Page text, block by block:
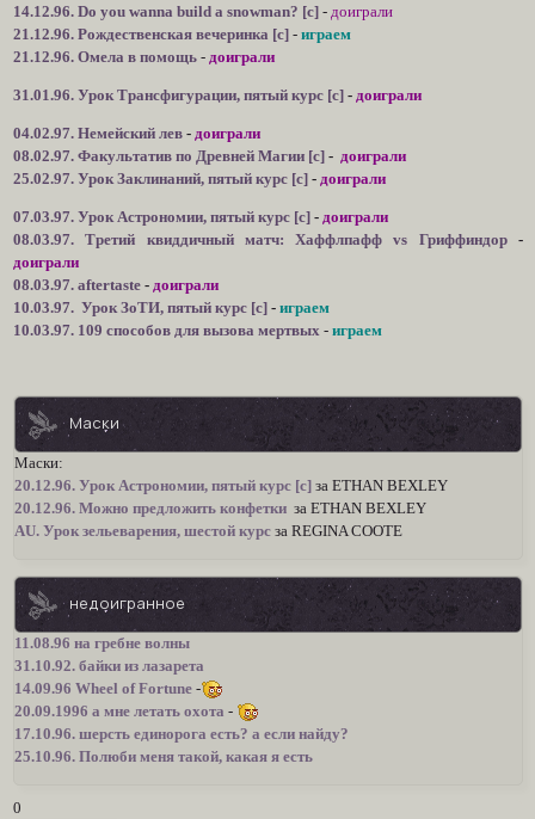
14.12.96. Do you wanna build a snowman? [c] - доиграли
21.12.96. Рождественская вечеринка [с] - играем
21.12.96. Омела в помощь - доиграли
31.01.96. Урок Трансфигурации, пятый курс [с] - доиграли
04.02.97. Немейский лев - доиграли
08.02.97. Факультатив по Древней Магии [с] - доиграли
25.02.97. Урок Заклинаний, пятый курс [с] - доиграли
07.03.97. Урок Астрономии, пятый курс [c] - доиграли
08.03.97. Третий квиддичный матч: Хаффлпафф vs Гриффиндор-
доиграли
08.03.97. aftertaste - доиграли
10.03.97. Урок ЗоТИ, пятый курс [c] - играем
10.03.97. 109 способов для вызова мертвых - играем
Маски
Маски:
20.12.96. Урок Астрономии, пятый курс [c] за ETHAN BEXLEY
20.12.96. Можно предложить конфетки за ETHAN BEXLEY
AU. Урок зельеварения, шестой курс за REGINA COOTE
недоигранное
11.08.96 на гребне волны
31.10.92. байки из лазарета
14.09.96 Wheel of Fortune -
20.09.1996 а мне летать охота -
17.10.96. шерсть единорога есть? а если найду?
25.10.96. Полюби меня такой, какая я есть
0